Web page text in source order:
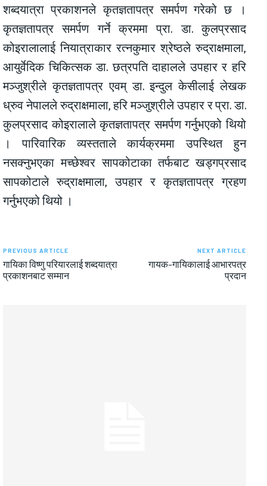
शब्दयात्रा प्रकाशनले कृतज्ञतापत्र समर्पण गरेको छ ।
कृतज्ञतापत्र समर्पण गर्ने क्रममा प्रा. डा. कुलप्रसाद
कोइरालालाई नियात्राकार रत्नकुमार श्रेष्ठले रुद्राक्षमाला,
आयुर्वेदिक चिकित्सक डा. छत्रपति दाहालले उपहार र हरि
मञ्जुश्रीले कृतज्ञतापत्र एवम् डा. इन्दुल केसीलाई लेखक
ध्रुव नेपालले रुद्राक्षमाला, हरि मञ्जुश्रीले उपहार र प्रा. डा.
कुलप्रसाद कोइरालाले कृतज्ञतापत्र समर्पण गर्नुभएको थियो
। पारिवारिक व्यस्तताले कार्यक्रममा उपस्थित हुन
नसक्नुभएका मच्छेश्वर सापकोटाका तर्फबाट खड्गप्रसाद
सापकोटाले रुद्राक्षमाला, उपहार र कृतज्ञतापत्र ग्रहण
गर्नुभएको थियो ।
PREVIOUS ARTICLE
गायिका विष्णु परियारलाई शब्दयात्रा
प्रकाशनबाट सम्मान
NEXT ARTICLE
गायक–गायिकालाई आभारपत्र
प्रदान